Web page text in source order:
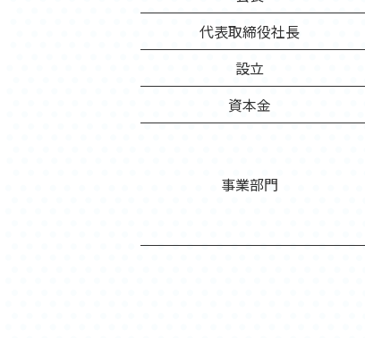
代表取締役社長
設立
資本金
事業部門